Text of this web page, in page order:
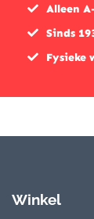
Alleen
Sinds
Fysieke
Winkel